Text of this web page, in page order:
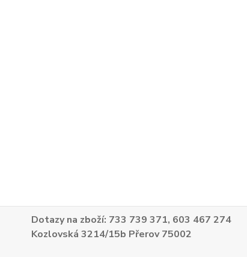
Dotazy na zboží: 733 739 371, 603 467 274
Kozlovská 3214/15b Přerov 75002